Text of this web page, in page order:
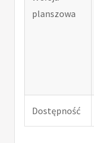
planszowa
Dostępność